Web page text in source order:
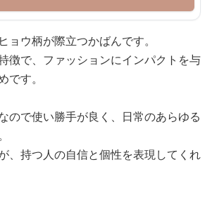
ョウ柄が際立つかばんです。
徴で、ファッションにインパクトを与
です。
ので使い勝手が良く、日常のあらゆる
、持つ人の自信と個性を表現してくれ